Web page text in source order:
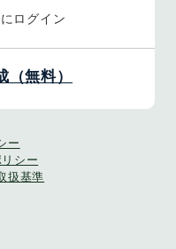
ログイン
（無料）
ー
シー
扱基準